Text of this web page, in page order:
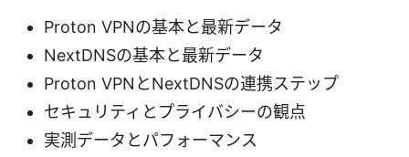
Proton VPNの基本と最新データ
NextDNSの基本と最新データ
Proton VPNとNextDNSの連携ステップ
セキュリティとプライバシーの観点
実測データとパフォーマンス